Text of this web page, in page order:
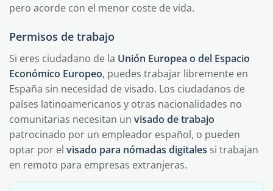
pero acorde con el menor coste de vida.
Permisos de trabajo
Si eres ciudadano de la Unión Europea o del Espacio
Económico Europeo, puedes trabajar libremente en
España sin necesidad de visado. Los ciudadanos de
países latinoamericanos y otras nacionalidades no
comunitarias necesitan un visado de trabajo
patrocinado por un empleador español, o pueden
optar por el visado para nómadas digitales si trabajan
en remoto para empresas extranjeras.